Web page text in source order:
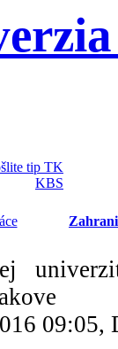
tip TK
KBS
09:05,